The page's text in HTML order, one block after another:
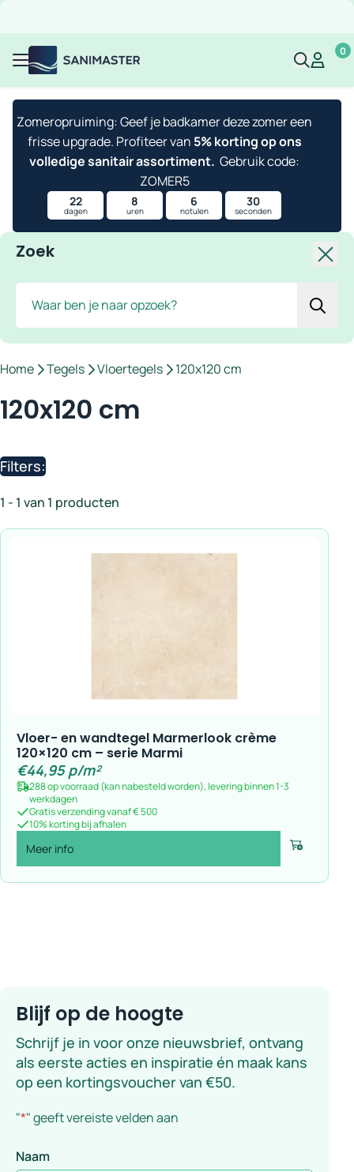
MenuSanimaster MijnMijn
0
Zomeropruiming: Geef je badkamer deze zomer een
frisse upgrade. Profiteer van 5% korting op ons
volledige sanitair assortiment. Gebruik code:
ZOMER5
22
dagen
8
uren
6
notulen
30
seconden
Zoek
Home Tegels Vloertegels 120x120 cm
120x120 cm
Filters:
1 - 1 van 1 producten
Vloer- en wandtegel Marmerlook crème
120×120 cm – serie Marmi
€44,95p/m²
288 op voorraad (kan nabesteld worden), levering binnen 1-3
werkdagen
Gratis verzending vanaf € 500
10% korting bij afhalen
Meer info Voeg toe
Blijf op de hoogte
Schrijf je in voor onze nieuwsbrief, ontvang
als eerste acties en inspiratie én maak kans
op een kortingsvoucher van €50.
"*" geeft vereiste velden aan
Naam